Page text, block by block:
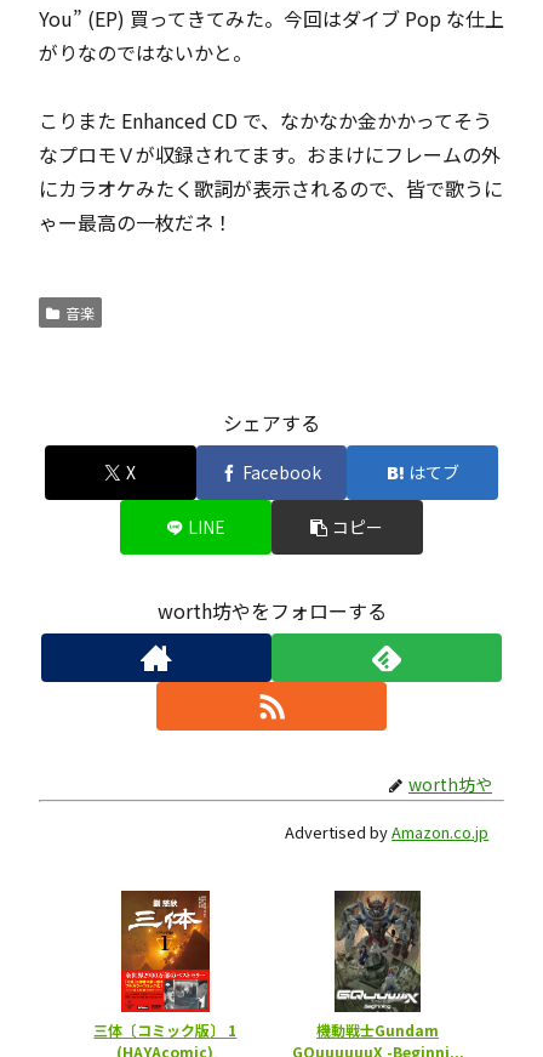
You” (EP) 買ってきてみた。今回はダイブ Pop な仕上
がりなのではないかと。
こりまた Enhanced CD で、なかなか金かかってそう
なプロモＶが収録されてます。おまけにフレームの外
にカラオケみたく歌詞が表示されるので、皆で歌うに
ゃー最高の一枚だネ！
音楽
シェアする
X Facebook はてブ
LINE コピー
worth坊やをフォローする
worth坊や
Advertised byAmazon.co.jp